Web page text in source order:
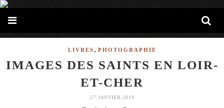
LIVRES , PHOTOGRAPHIE
IMAGES DES SAINTS EN LOIR-
ET-CHER
27 JANVIER 2019